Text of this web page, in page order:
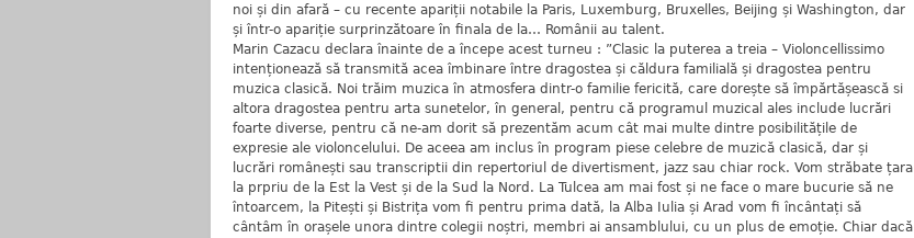
noi și din afară – cu recente apariții notabile la Paris, Luxemburg, Bruxelles, Beijing și Washington, dar
și într-o apariție surprinzătoare în finala de la… Românii au talent.
Marin Cazacu declara înainte de a începe acest turneu : ”Clasic la puterea a treia – Violoncellissimo
intenționează să transmită acea îmbinare între dragostea și căldura familială și dragostea pentru
muzica clasică. Noi trăim muzica în atmosfera dintr-o familie fericită, care dorește să împărtășească si
altora dragostea pentru arta sunetelor, în general, pentru că programul muzical ales include lucrări
foarte diverse, pentru că ne-am dorit să prezentăm acum cât mai multe dintre posibilitățile de
expresie ale violoncelului. De aceea am inclus în program piese celebre de muzică clasică, dar și
lucrări românești sau transcriptii din repertoriul de divertisment, jazz sau chiar rock. Vom străbate țara
la prpriu de la Est la Vest și de la Sud la Nord. La Tulcea am mai fost și ne face o mare bucurie să ne
întoarcem, la Pitești și Bistrița vom fi pentru prima dată, la Alba Iulia și Arad vom fi încântați să
cântâm în orașele unora dintre colegii noștri, membri ai ansamblului, cu un plus de emoție. Chiar dacă